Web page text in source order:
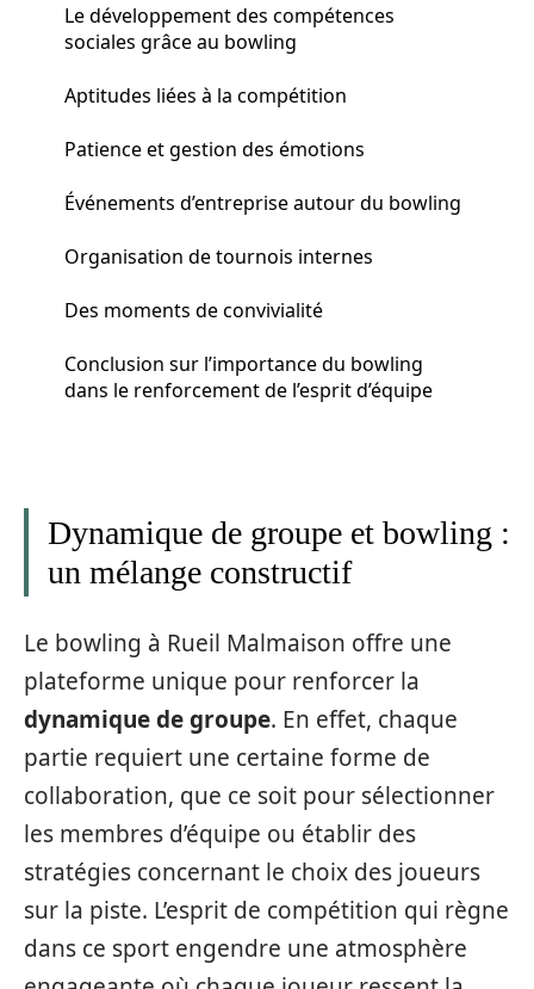
Le développement des compétences
sociales grâce au bowling
Aptitudes liées à la compétition
Patience et gestion des émotions
Événements d’entreprise autour du bowling
Organisation de tournois internes
Des moments de convivialité
Conclusion sur l’importance du bowling
dans le renforcement de l’esprit d’équipe
Dynamique de groupe et bowling :
un mélange constructif
Le bowling à Rueil Malmaison offre une
plateforme unique pour renforcer la
dynamique de groupe. En effet, chaque
partie requiert une certaine forme de
collaboration, que ce soit pour sélectionner
les membres d’équipe ou établir des
stratégies concernant le choix des joueurs
sur la piste. L’esprit de compétition qui règne
dans ce sport engendre une atmosphère